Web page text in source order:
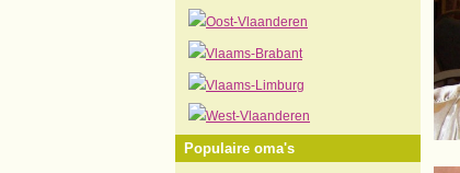
Oost-Vlaanderen
Vlaams-Brabant
Vlaams-Limburg
West-Vlaanderen
Populaire oma's